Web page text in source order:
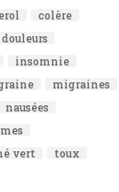
colère
douleurs
insomnie
migraines
nausées
vert
toux